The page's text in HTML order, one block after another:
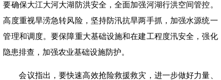
要确保大江大河大湖防洪安全，全面加强河湖行洪空间管控。
高度重视旱涝急转风险，坚持防汛抗旱两手抓，加强水源统一
管理和调度。要保障重大基础设施和在建工程度汛安全，强化
隐患排查，加强农业基础设施防护。
会议指出，要快速高效抢险救援救灾，进一步做好力量、